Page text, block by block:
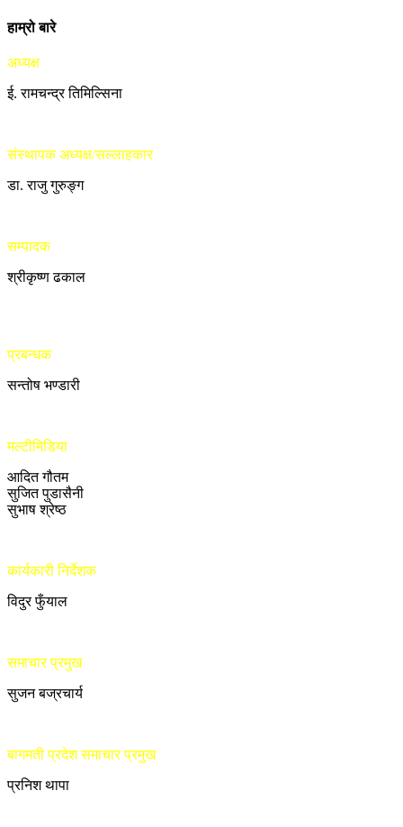
हाम्रो बारे
अध्यक्ष
ई. रामचन्द्र तिमिल्सिना
संस्थापक अध्यक्ष/सल्लाहकार
डा. राजु गुरुङ्ग
सम्पादक
श्रीकृष्ण ढकाल
प्रबन्धक
सन्तोष भण्डारी
मल्टीमिडिया
आदित गौतम
सुजित पुडासैनी
सुभाष श्रेष्ठ
कार्यकारी निर्देशक
विदुर फुँयाल
समाचार प्रमुख
सुजन बज्रचार्य
बागमती प्रदेश समाचार प्रमुख
प्रनिश थापा